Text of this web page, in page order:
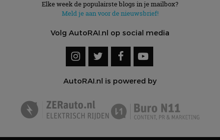
Elke week de populairste blogs in je mailbox?
Meld je aan voor de nieuwsbrief!
Volg AutoRAI.nl op social media
AutoRAI.nl is powered by